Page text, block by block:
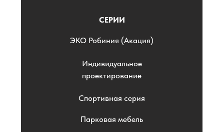
СЕРИИ
ЭKO Робиния (Акация)
Спортивная серия
Парковая мебель
Индивидуальное
проектирование